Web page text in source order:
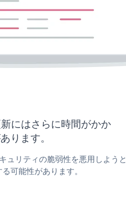
にはさらに時間がかか
ります。
ュリティの脆弱性を悪用しようと
可能性があります。